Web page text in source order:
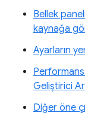
Bellek
kaynağa
Ayarların
Geliştirici
Diğer öne